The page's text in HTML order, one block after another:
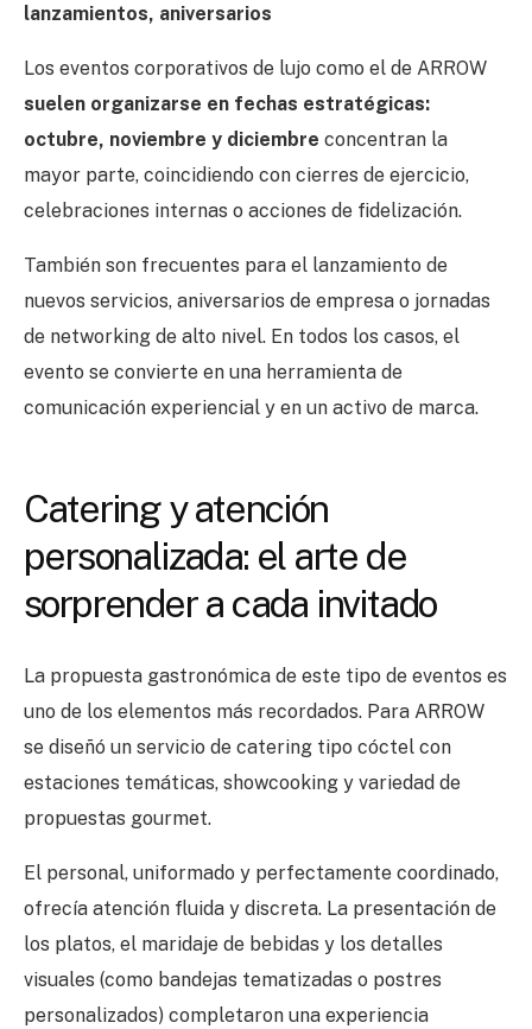
lanzamientos, aniversarios
Los eventos corporativos de lujo como el de ARROW
suelen organizarse en fechas estratégicas:
octubre, noviembre y diciembre concentran la
mayor parte, coincidiendo con cierres de ejercicio,
celebraciones internas o acciones de fidelización.
También son frecuentes para el lanzamiento de
nuevos servicios, aniversarios de empresa o jornadas
de networking de alto nivel. En todos los casos, el
evento se convierte en una herramienta de
comunicación experiencial y en un activo de marca.
Catering y atención
personalizada: el arte de
sorprender a cada invitado
La propuesta gastronómica de este tipo de eventos es
uno de los elementos más recordados. Para ARROW
se diseñó un servicio de catering tipo cóctel con
estaciones temáticas, showcooking y variedad de
propuestas gourmet.
El personal, uniformado y perfectamente coordinado,
ofrecía atención fluida y discreta. La presentación de
los platos, el maridaje de bebidas y los detalles
visuales (como bandejas tematizadas o postres
personalizados) completaron una experiencia